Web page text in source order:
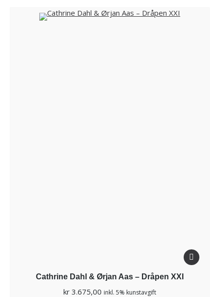
Cathrine Dahl & Ørjan Aas – Dråpen XXI
kr 3.675,00 inkl. 5% kunstavgift